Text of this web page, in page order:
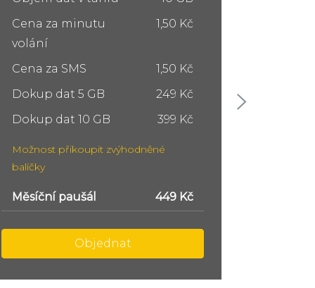
Cena za minutu
volání
1,50 Kč
Cena za SMS
1,50 Kč
Dokup dat 5 GB
249 Kč
Dokup dat 10 GB
399 Kč
Možnost přikoupit zvýhodněné
balíčky
Měsíční paušál 749 Kč
Objednat